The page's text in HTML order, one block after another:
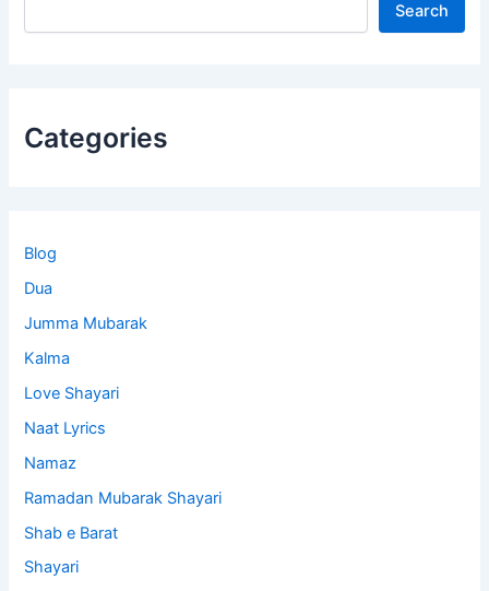
Search
Categories
Blog
Dua
Jumma Mubarak
Kalma
Love Shayari
Naat Lyrics
Namaz
Ramadan Mubarak Shayari
Shab e Barat
Shayari